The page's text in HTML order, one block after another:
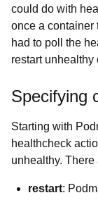
could do with
once a container
had to poll the
restart unhealthy
Specifying
Starting with
healthcheck
unhealthy.
restart: